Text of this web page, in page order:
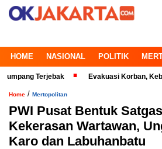
HOME NASIONAL POLITIK
Terjebak Evakuasi Korban, Kebakaran
Home / Mertopolitan
PWI Pusat Bentuk
Kekerasan Wartawan,
Karo dan Labuhanbatu